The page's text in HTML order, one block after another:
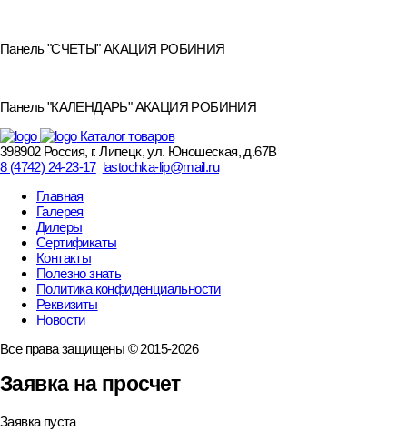
Панель "СЧЕТЫ" АКАЦИЯ РОБИНИЯ
Панель "КАЛЕНДАРЬ" АКАЦИЯ РОБИНИЯ
Каталог товаров
398902 Россия, г. Липецк, ул. Юношеская, д.67В
8 (4742) 24-23-17 lastochka-lip@mail.ru
Главная
Галерея
Дилеры
Сертификаты
Контакты
Полезно знать
Политика конфиденциальности
Реквизиты
Новости
Все права защищены © 2015-2026
Заявка на просчет
Заявка пуста